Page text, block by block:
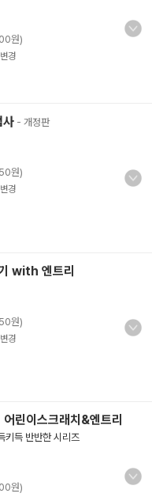
원)
변경
사 - 개정판
원)
변경
with 엔트리
원)
변경
린이스크래치&엔트리
키득 반반한 시리즈
원)